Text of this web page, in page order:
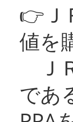
👉Ｊ
値を
Ｊ
であ